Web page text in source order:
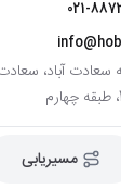
021-
2، محله سعادت
مسیریابی